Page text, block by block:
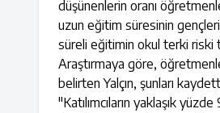
düşünenlerin oranı
uzun eğitim süresinin
süreli eğitimin okul terki riski
Araştırmaya göre,
belirten Yalçın, şunları
"Katılımcıların yaklaşık